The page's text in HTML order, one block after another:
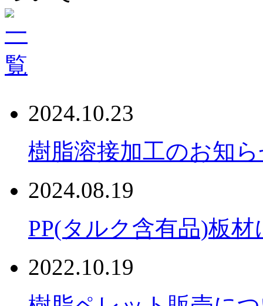
2024.10.23
樹脂溶接加工のお知
2024.08.19
PP(タルク含有品)板
2022.10.19